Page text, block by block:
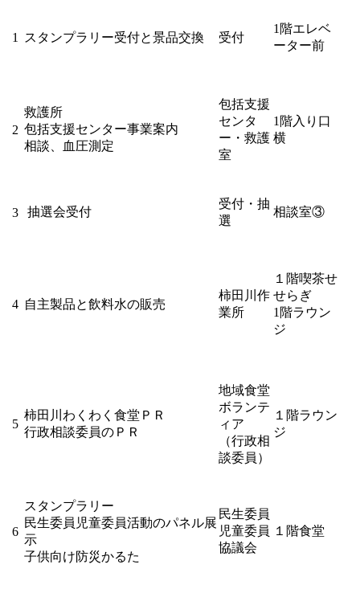
1 スタンプラリー受付と景品交換 受付
1階エレベ
ーター前
2
救護所
包括支援センター事業案内
相談、血圧測定
包括支援
センタ
ー・救護
室
1階入り口
横
3 抽選会受付
受付・抽
選
相談室③
4 自主製品と飲料水の販売
柿田川作
業所
１階喫茶せ
せらぎ
1階ラウン
ジ
5
柿田川わくわく食堂ＰＲ
行政相談委員のＰＲ
地域食堂
ボランテ
ィア
（行政相
談委員）
１階ラウン
ジ
6
スタンプラリー
民生委員児童委員活動のパネル展
示
子供向け防災かるた
民生委員
児童委員
協議会
１階食堂